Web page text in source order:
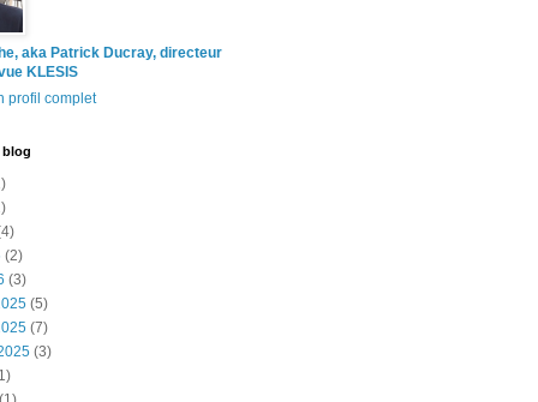
aka Patrick Ducray, directeur
KLESIS
profil complet
blog
(2)
(3)
(5)
(7)
(3)